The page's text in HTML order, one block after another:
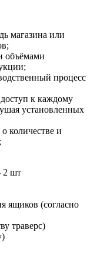
магазина или
объёмами
процесс
к каждому
установленных
количестве и
2 шт
ящиков (согласно
траверс)